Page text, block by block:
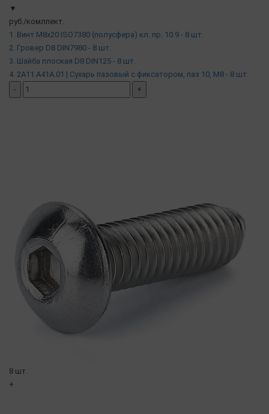
▼
руб./комлпект.
1. Винт М8х20 ISO7380 (полусфера) кл. пр. 10.9 - 8 шт.
2. Гровер D8 DIN7980 - 8 шт.
3. Шайба плоская D8 DIN125 - 8 шт.
4. 2A11.A41A.01 | Сухарь пазовый c фиксатором, паз 10, М8 - 8 шт.
-
+
8 шт.
+